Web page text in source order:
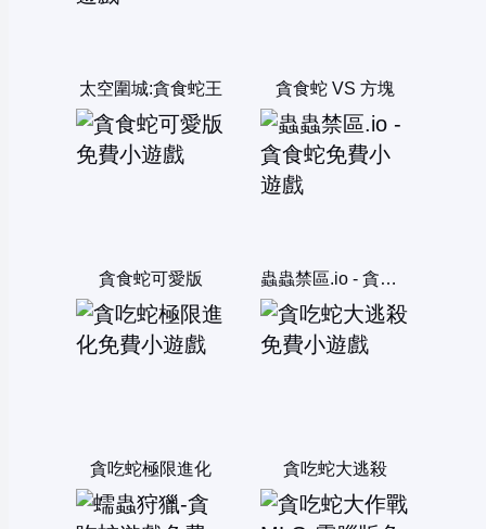
太空圍城:貪食蛇王 貪食蛇 VS 方塊
貪食蛇可愛版 蟲蟲禁區.io - 貪食蛇
貪吃蛇極限進化 貪吃蛇大逃殺